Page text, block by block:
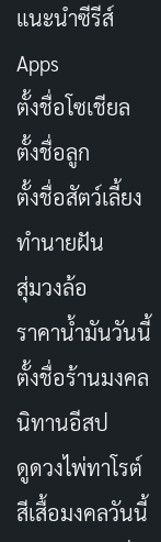
อุดม แต้พานิช
NETFLIX
แนะนำซีรีส์
Apps
ตั้งชื่อโซเชียล
ตั้งชื่อลูก
ตั้งชื่อสัตว์เลี้ยง
ทำนายฝัน
สุ่มวงล้อ
ราคาน้ำมันวันนี้
ตั้งชื่อร้านมงคล
นิทานอีสป
ดูดวงไพ่ทาโรต์
สีเสื้อมงคลวันนี้